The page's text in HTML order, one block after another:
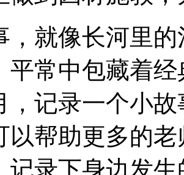
，就像长河里
平常中包藏着
，记录一个小
以帮助更多的
记录下身边发